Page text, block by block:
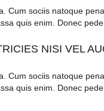
Cum sociis natoque
quis enim. Donec
NISI VEL
Cum sociis natoque
quis enim. Donec